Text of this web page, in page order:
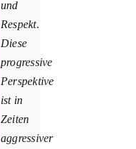
und
Respekt.
Diese
progressive
Perspektive
ist in
Zeiten
aggressiver